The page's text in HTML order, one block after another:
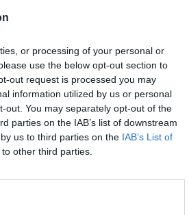
or processing of your personal or
use the below opt-out section to
out request is processed you may
information utilized by us or personal
out. You may separately opt-out of the
parties on the IAB’s list of downstream
us to third parties on the IAB’s List of
other third parties.